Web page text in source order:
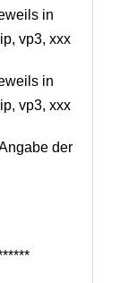
in
vp3, xxx
in
vp3, xxx
der